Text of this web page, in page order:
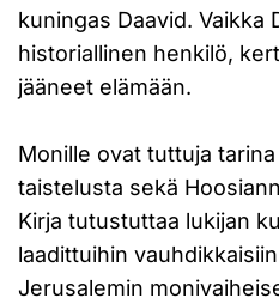
kuningas Daavid. Vaikka
historiallinen henkilö,
jääneet elämään.
Monille ovat tuttuja
taistelusta sekä
Kirja tutustuttaa lukijan
laadittuihin
Jerusalemin